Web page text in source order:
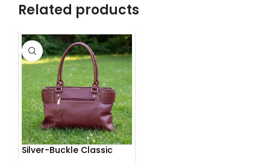
Related products
Silver-Buckle Classic